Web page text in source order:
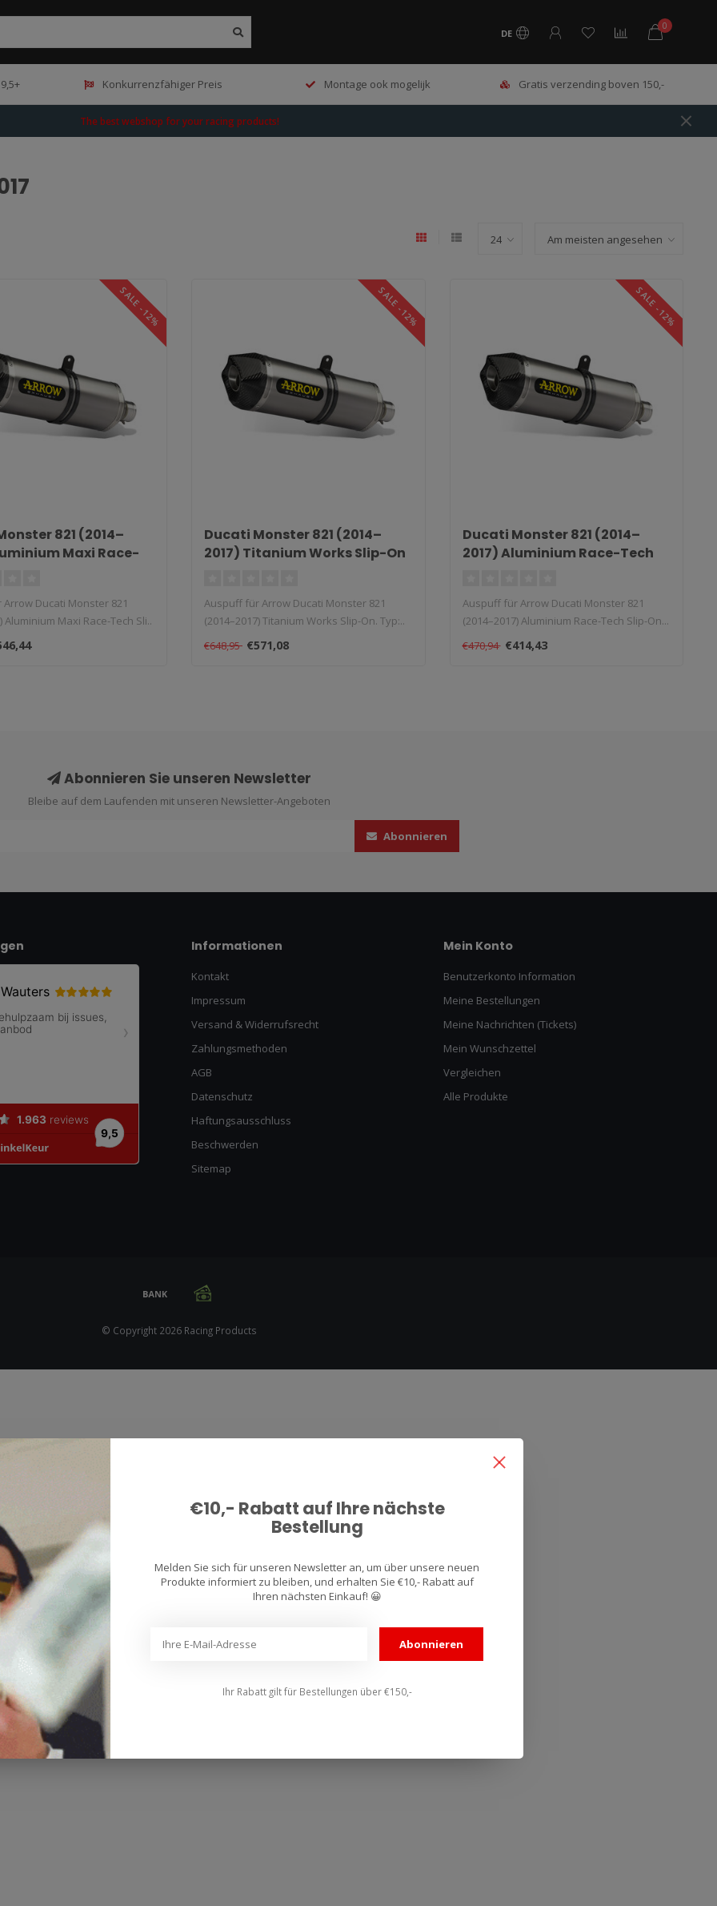
DE
0
Konkurrenzfähiger Preis Montage ook mogelijk Gratis verzending boven 150,-
The best webshop for your racing products!
SALE -12%
821 (2014–
Maxi Race-
Ducati Monster 821
Aluminium Maxi Race-Tech Sli..
SALE -12%
Ducati Monster 821 (2014–
2017) Titanium Works Slip-On
Auspuff für Arrow Ducati Monster 821
(2014–2017) Titanium Works Slip-On. Typ:..
€648,95 €571,08
SALE -12%
Ducati Monster 821 (2014–
2017) Aluminium Race-Tech
Auspuff für Arrow Ducati Monster 821
(2014–2017) Aluminium Race-Tech Slip-On...
€470,94 €414,43
Abonnieren Sie unseren Newsletter
Bleibe auf dem Laufenden mit unseren Newsletter-Angeboten
Abonnieren
Informationen
Kontakt
Impressum
Versand & Widerrufsrecht
Zahlungsmethoden
AGB
Datenschutz
Haftungsausschluss
Beschwerden
Sitemap
Mein Konto
Benutzerkonto Information
Meine Bestellungen
Meine Nachrichten (Tickets)
Mein Wunschzettel
Vergleichen
Alle Produkte
© Copyright 2026 Racing Products
€10,- Rabatt auf Ihre nächste
Bestellung
Melden Sie sich für unseren Newsletter an, um über unsere neuen
Produkte informiert zu bleiben, und erhalten Sie €10,- Rabatt auf
Ihren nächsten Einkauf! 😀
Abonnieren
Ihr Rabatt gilt für Bestellungen über €150,-